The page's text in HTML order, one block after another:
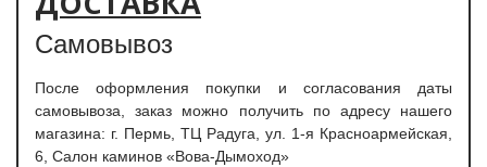
Самовывоз
После оформления покупки и согласования даты
самовывоза, заказ можно получить по адресу нашего
магазина: г. Пермь, ТЦ Радуга, ул. 1-я Красноармейская,
6, Салон каминов «Вова-Дымоход»